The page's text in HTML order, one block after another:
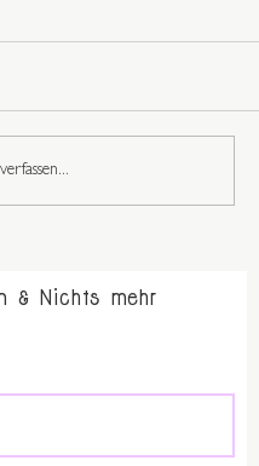
& Nichts mehr